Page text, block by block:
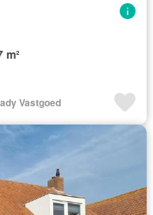
m²
Vastgoed